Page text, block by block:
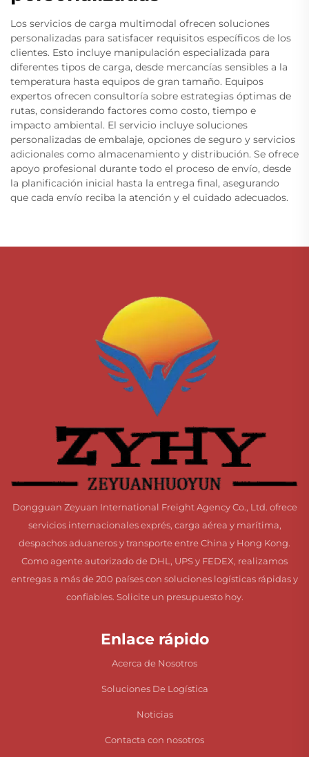
Los servicios de carga multimodal ofrecen soluciones
personalizadas para satisfacer requisitos específicos de los
clientes. Esto incluye manipulación especializada para
diferentes tipos de carga, desde mercancías sensibles a la
temperatura hasta equipos de gran tamaño. Equipos
expertos ofrecen consultoría sobre estrategias óptimas de
rutas, considerando factores como costo, tiempo e
impacto ambiental. El servicio incluye soluciones
personalizadas de embalaje, opciones de seguro y servicios
adicionales como almacenamiento y distribución. Se ofrece
apoyo profesional durante todo el proceso de envío, desde
la planificación inicial hasta la entrega final, asegurando
que cada envío reciba la atención y el cuidado adecuados.
Dongguan Zeyuan International Freight Agency Co., Ltd. ofrece
servicios internacionales exprés, carga aérea y marítima,
despachos aduaneros y transporte entre China y Hong Kong.
Como agente autorizado de DHL, UPS y FEDEX, realizamos
entregas a más de 200 países con soluciones logísticas rápidas y
confiables. Solicite un presupuesto hoy.
Enlace rápido
Acerca de Nosotros
Soluciones De Logística
Noticias
Contacta con nosotros